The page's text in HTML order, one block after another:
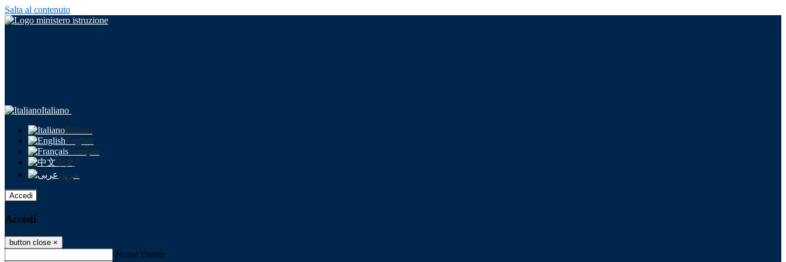
Salta al contenuto
Italiano
Italiano
English
Français
中文
عربى
Accedi
Accedi
button close ×
Nome Utente